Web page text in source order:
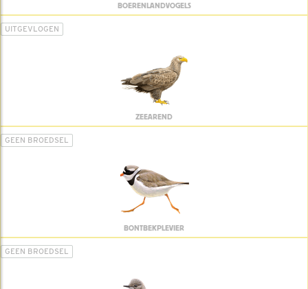
BOERENLANDVOGELS
UITGEVLOGEN
ZEEAREND
GEEN BROEDSEL
BONTBEKPLEVIER
GEEN BROEDSEL